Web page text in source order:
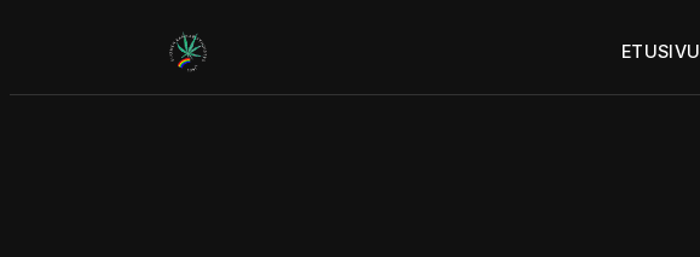
ETUSIVU